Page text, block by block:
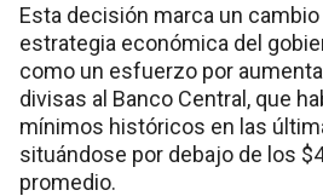
Esta decisión marca un
estrategia económica del
como un esfuerzo por
divisas al Banco Central, que
mínimos históricos en las
situándose por debajo de los
promedio.